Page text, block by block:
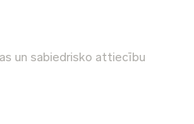
un sabiedrisko attiecību